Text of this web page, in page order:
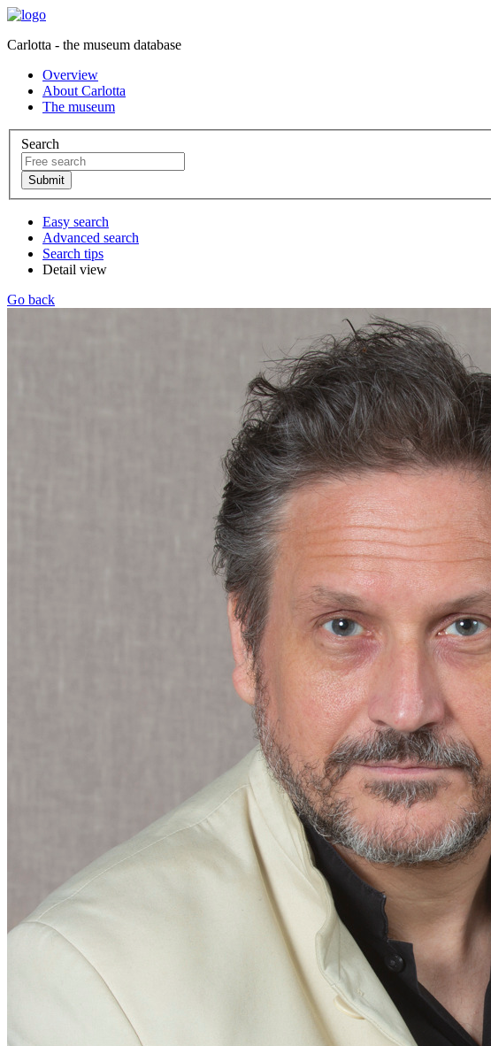
Carlotta - the museum database
Overview
About Carlotta
The museum
Search
Easy search
Advanced search
Search tips
Detail view
Go back